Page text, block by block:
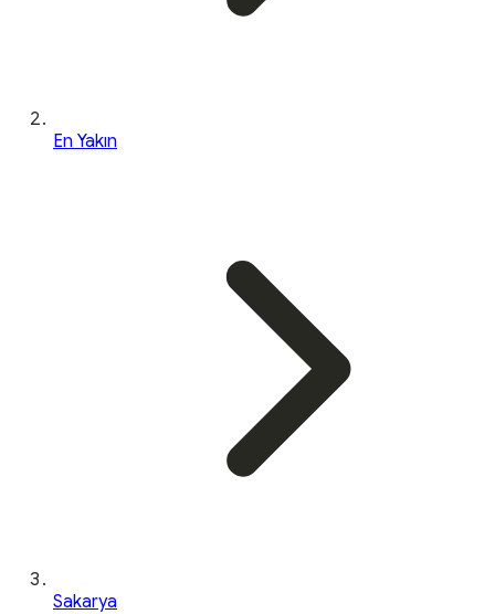
En Yakın
Sakarya